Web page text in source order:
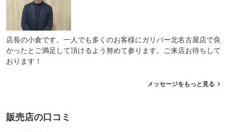
店長の小倉です。一人でも多くのお客様にガリバー北名古屋店で良
かったとご満足して頂けるよう努めて参ります。ご来店お待ちして
おります！
メッセージをもっと見る
販売店の口コミ